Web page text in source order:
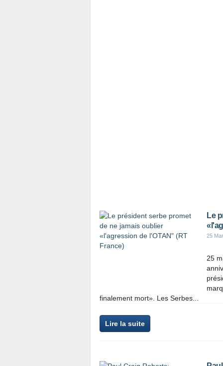
Le
25
25
finalement mort». Les Serbes...
Lire la suite